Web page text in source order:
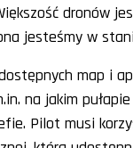
dronów
jesteśmy w
map i
na jakim
Pilot musi